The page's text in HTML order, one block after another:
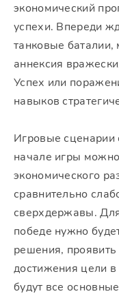
экономический
успехи. Впереди
танковые
аннексия
Успех или
навыков
Игровые сценарии
начале игры
экономического
сравнительно
сверхдержавы.
победе нужно
решения, проявить
достижения цели
будут все